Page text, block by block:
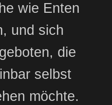
wie Enten
und sich
die
selbst
möchte.